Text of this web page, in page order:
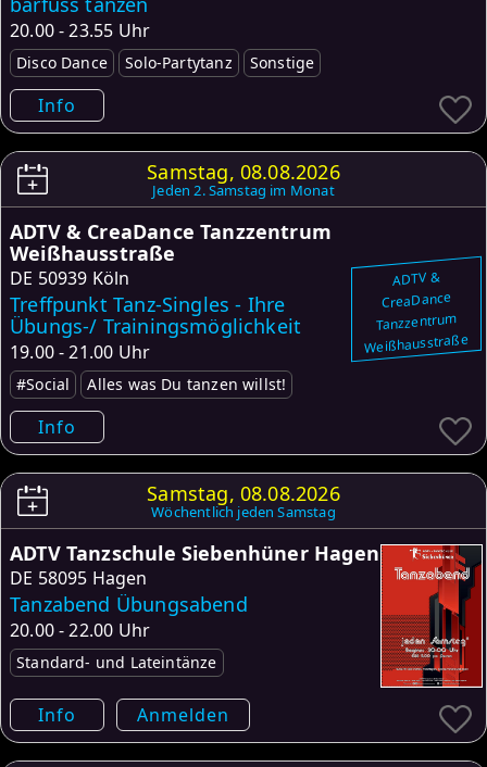
20.00 - 23.55 Uhr
Disco Dance Solo-Partytanz Sonstige
Info
Samstag, 08.08.2026
Jeden 2. Samstag im Monat
ADTV &
CreaDance
Tanzzentrum
Weißhausstraße
ADTV & CreaDance Tanzzentrum
Weißhausstraße
DE 50939 Köln
Treffpunkt Tanz-Singles - Ihre
Übungs-/ Trainingsmöglichkeit
19.00 - 21.00 Uhr
#Social Alles was Du tanzen willst!
Info
Samstag, 08.08.2026
Wöchentlich jeden Samstag
ADTV Tanzschule Siebenhüner Hagen
DE 58095 Hagen
Tanzabend Übungsabend
20.00 - 22.00 Uhr
Standard- und Lateintänze
Info Anmelden